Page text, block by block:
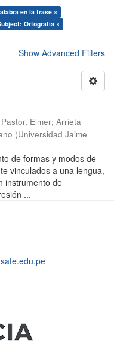
en la frase ×
Ortografía ×
Show Advanced Filters
Elmer; Arrieta
(Universidad Jaime
de formas y modos de
vinculados a una lengua,
instrumento de
...